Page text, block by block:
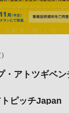
・アトツギベ
ピッチJapan